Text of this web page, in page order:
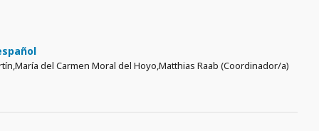
del Carmen Moral del Hoyo,Matthias Raab (Coordinador/a)